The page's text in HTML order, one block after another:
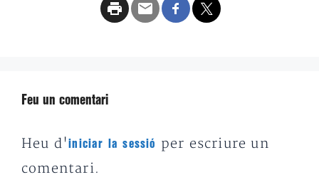
Feu un comentari
Heu d'iniciar la sessió
per escriure un
comentari.